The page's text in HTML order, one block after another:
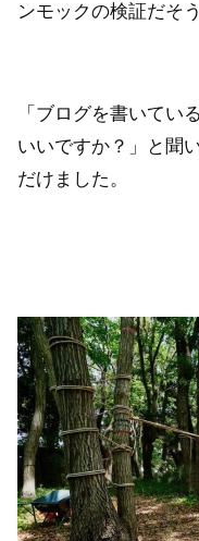
ンモックの検証だそ
「ブログを書いてい
いいですか？」と聞
だけました。